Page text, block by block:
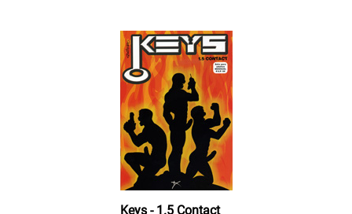
Keys - 1.5 Contact